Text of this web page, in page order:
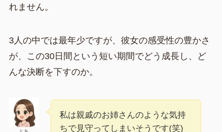
れません。
3人の中では最年少ですが、彼女の感受性の豊かさ
が、この30日間という短い期間でどう成長し、ど
んな決断を下すのか。
私は親戚のお姉さんのような気持
ちで見守ってしまいそうです(笑)